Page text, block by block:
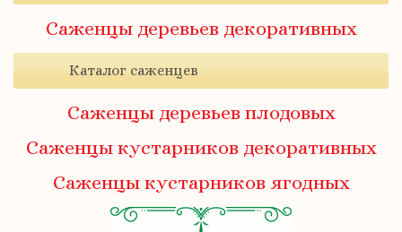
Саженцы деревьев декоративных
Каталог саженцев
Саженцы деревьев плодовых
Саженцы кустарников декоративных
Саженцы кустарников ягодных